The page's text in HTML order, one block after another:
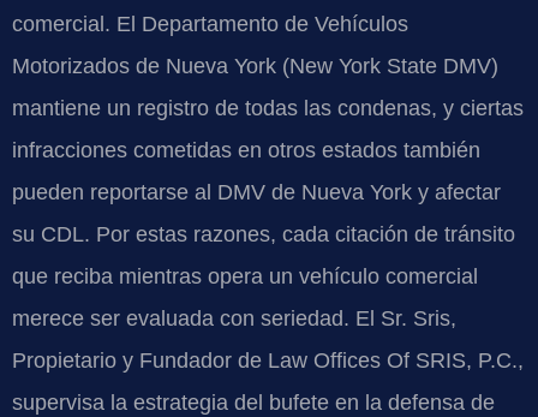
comercial. El Departamento de Vehículos
Motorizados de Nueva York (New York State DMV)
mantiene un registro de todas las condenas, y ciertas
infracciones cometidas en otros estados también
pueden reportarse al DMV de Nueva York y afectar
su CDL. Por estas razones, cada citación de tránsito
que reciba mientras opera un vehículo comercial
merece ser evaluada con seriedad. El Sr. Sris,
Propietario y Fundador de Law Offices Of SRIS, P.C.,
supervisa la estrategia del bufete en la defensa de